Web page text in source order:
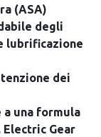
(ASA)
degli
lubrificazione
dei
una formula
Gear